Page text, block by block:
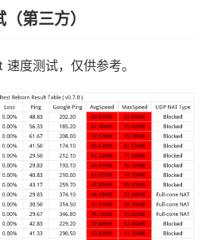
第三方）
度测试，仅供参考。